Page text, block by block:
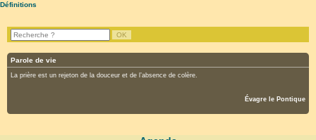
Définitions
Parole de vie
La prière est un rejeton de la douceur et de l’absence de colère.
Évagre le Pontique